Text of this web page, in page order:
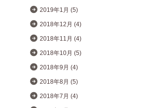
2019年1月 (5)
2018年12月 (4)
2018年11月 (4)
2018年10月 (5)
2018年9月 (4)
2018年8月 (5)
2018年7月 (4)